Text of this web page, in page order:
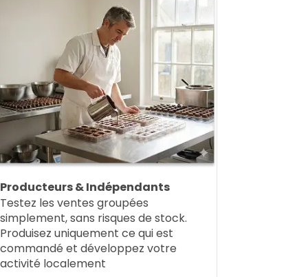
Producteurs & Indépendants
Testez les ventes groupées
simplement, sans risques de stock.
Produisez uniquement ce qui est
commandé et développez votre
activité localement